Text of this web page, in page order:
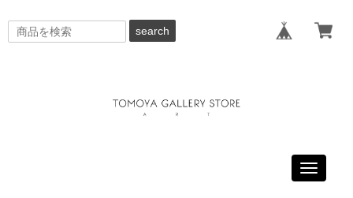
search
Toggle